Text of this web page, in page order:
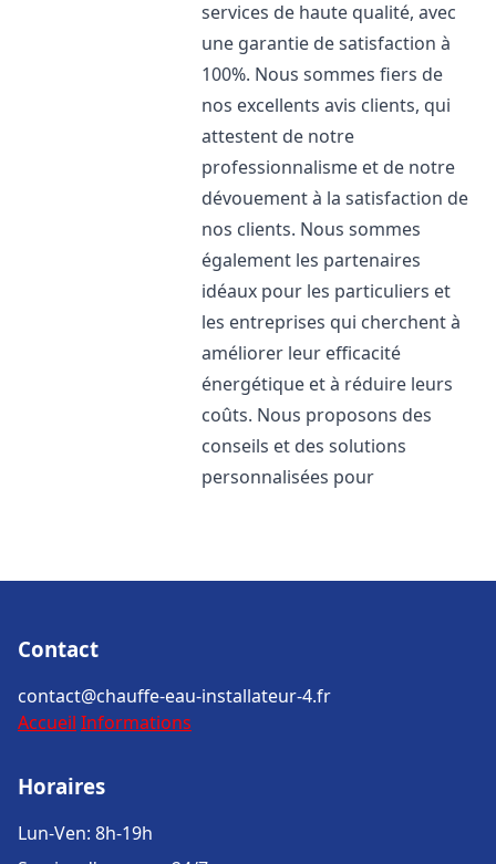
services de haute qualité, avec
une garantie de satisfaction à
100%. Nous sommes fiers de
nos excellents avis clients, qui
attestent de notre
professionnalisme et de notre
dévouement à la satisfaction de
nos clients. Nous sommes
également les partenaires
idéaux pour les particuliers et
les entreprises qui cherchent à
améliorer leur efficacité
énergétique et à réduire leurs
coûts. Nous proposons des
conseils et des solutions
personnalisées pour
Contact
contact@chauffe-eau-installateur-4.fr
Accueil Informations
Horaires
Lun-Ven: 8h-19h